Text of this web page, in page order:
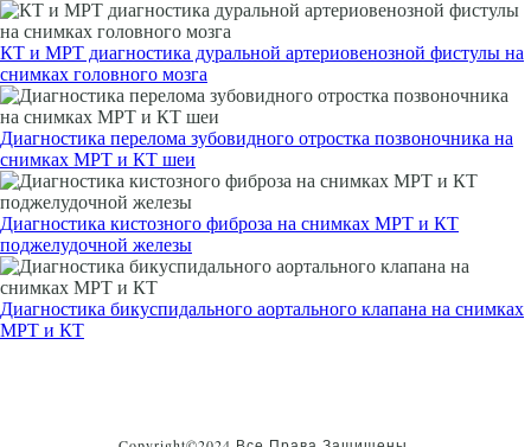
КТ и МРТ диагностика дуральной артериовенозной фистулы на
снимках головного мозга
Диагностика перелома зубовидного отростка позвоночника на
снимках МРТ и КТ шеи
Диагностика кистозного фиброза на снимках МРТ и КТ
поджелудочной железы
Диагностика бикуспидального аортального клапана на снимках
МРТ и КТ